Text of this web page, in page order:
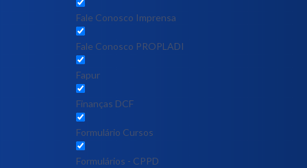
Fale Conosco Imprensa
Fale Conosco PROPLADI
Fapur
Finanças DCF
Formulário Cursos
Formulários - CPPD